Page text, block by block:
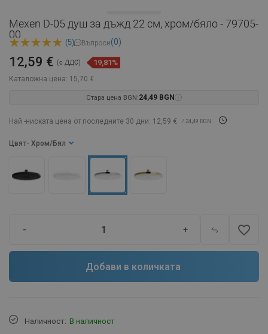
Mexen D-05 душ за дъжд 22 см, хром/бяло - 79705-
00
(5) Въпроси(0)
Каталожна цена: 15,70 €
12,59 € (с ДДС) 19,81%
Стара цена BGN:24,49 BGN
Най -ниската цена от последните 30 дни: 12,59 € / 24,49 BGN
Цвят - Хром/Бял
- + favorite_border
Добави в количката
Наличност: В наличност